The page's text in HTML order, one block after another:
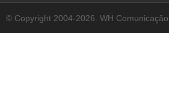
© Copyright 2004-2026. WH Comunicação.